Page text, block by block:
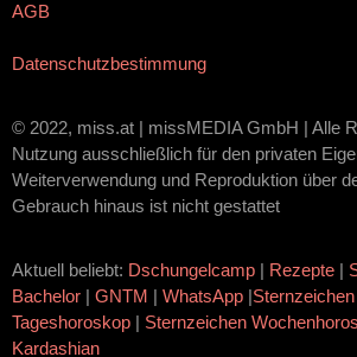
AGB
Datenschutzbestimmung
© 2022, miss.at | missMEDIA GmbH | Alle
Nutzung ausschließlich für den privaten
Weiterverwendung und Reproduktion über
Gebrauch hinaus ist nicht gestattet
Aktuell beliebt: Dschungelcamp | Rezepte |
Bachelor | GNTM | WhatsApp |Sternzeichen
Tageshoroskop | Sternzeichen
Kardashian